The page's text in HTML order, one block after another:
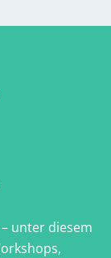
unter diesem